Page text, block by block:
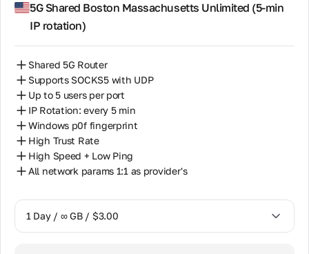
30 Days / ∞ GB / $50.00
5G Shared Boston Massachusetts Unlimited (5‑min
IP rotation)
Shared 5G Router
Supports SOCKS5 with UDP
Up to 5 users per port
IP Rotation: every 5 min
Windows p0f fingerprint
High Trust Rate
High Speed + Low Ping
All network params 1:1 as provider's
1 Day / ∞ GB / $3.00